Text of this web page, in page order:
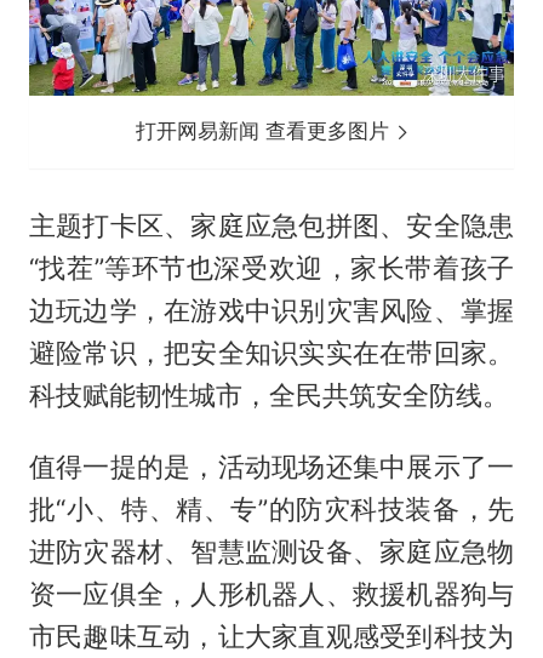
打开网易新闻 查看更多图片
主题打卡区、家庭应急包拼图、安全隐患
“找茬”等环节也深受欢迎，家长带着孩子
边玩边学，在游戏中识别灾害风险、掌握
避险常识，把安全知识实实在在带回家。
科技赋能韧性城市，全民共筑安全防线。
值得一提的是，活动现场还集中展示了一
批“小、特、精、专”的防灾科技装备，先
进防灾器材、智慧监测设备、家庭应急物
资一应俱全，人形机器人、救援机器狗与
市民趣味互动，让大家直观感受到科技为